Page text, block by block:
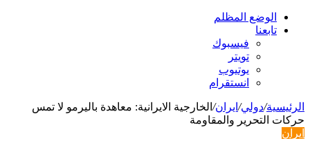
الوضع المظلم
تابعنا
فيسبوك
تويتر
يوتيوب
انستقرام
الرئيسية/دولي/ ايران/ الخارجية الايرانية: معاهدة باليرمو لا تمس
حركات التحرير والمقاومة
ايران